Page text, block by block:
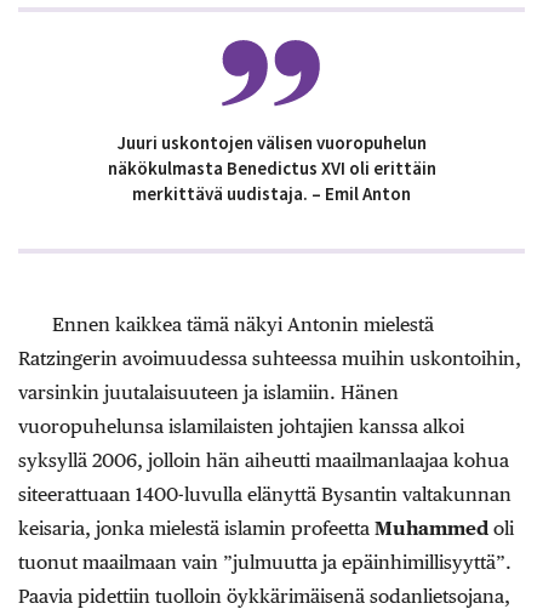
Juuri uskontojen välisen vuoropuhelun
näkökulmasta Benedictus XVI oli erittäin
merkittävä uudistaja. – Emil Anton
Ennen kaikkea tämä näkyi Antonin mielestä
Ratzingerin avoimuudessa suhteessa muihin uskontoihin,
varsinkin juutalaisuuteen ja islamiin. Hänen
vuoropuhelunsa islamilaisten johtajien kanssa alkoi
syksyllä 2006, jolloin hän aiheutti maailmanlaajaa kohua
siteerattuaan 1400-luvulla elänyttä Bysantin valtakunnan
keisaria, jonka mielestä islamin profeetta Muhammed oli
tuonut maailmaan vain ”julmuutta ja epäinhimillisyyttä”.
Paavia pidettiin tuolloin öykkärimäisenä sodanlietsojana,